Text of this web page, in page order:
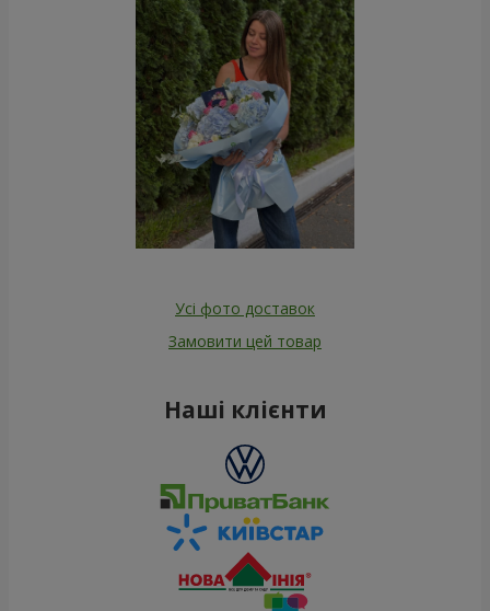
Усі фото доставок
Замовити цей товар
Наші клієнти